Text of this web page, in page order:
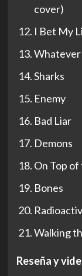
cover)
I Bet My
Whatever
Sharks
Enemy
Bad Liar
Demons
On Top
Bones
Walking
Reseña y